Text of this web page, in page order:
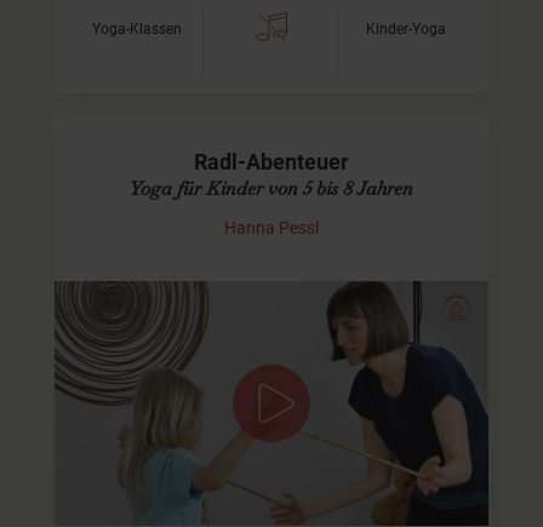
Yoga-Klassen Kinder-Yoga
Radl-Abenteuer
Yoga für Kinder von 5 bis 8 Jahren
Hanna Pessl
Gemeinsam auf die Matte
Heute erleben wir beim Kinderyoga
ein spannendes Radl-
Abenteuer auf dem Weg zum Badesee. Ich zeige Euch
wieder lustige und entspannende Yoga-Übungen zum
Ausprobieren…